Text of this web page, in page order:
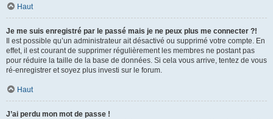
Haut
Je me suis enregistré par le passé mais je ne peux plus me connecter ?!
Il est possible qu’un administrateur ait désactivé ou supprimé votre compte. En
effet, il est courant de supprimer régulièrement les membres ne postant pas
pour réduire la taille de la base de données. Si cela vous arrive, tentez de vous
ré-enregistrer et soyez plus investi sur le forum.
Haut
J’ai perdu mon mot de passe !